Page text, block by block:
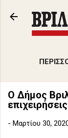
O Δήμος
επιχειρήσεις
- Μαρτίου 30,